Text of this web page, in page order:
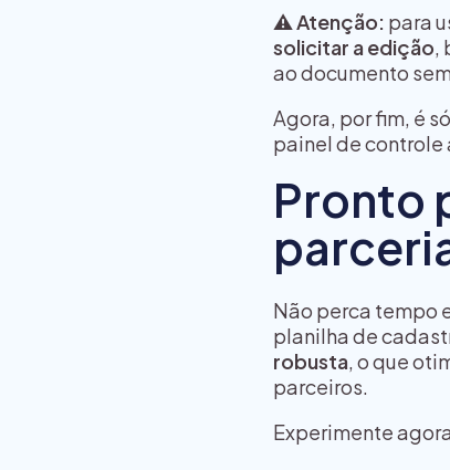
⚠️ Atenção: para
solicitar a edição,
ao documento
Agora, por fim, é
painel de
Pronto
Não perca tempo
planilha de
robusta, o que
parceiros.
Experimente